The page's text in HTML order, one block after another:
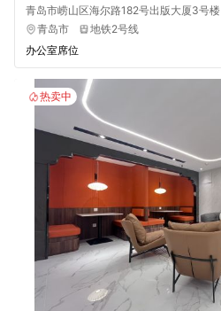
青岛市崂山区海尔路182号出版大厦3号楼
青岛市
地铁2号线
办公室席位
热卖中